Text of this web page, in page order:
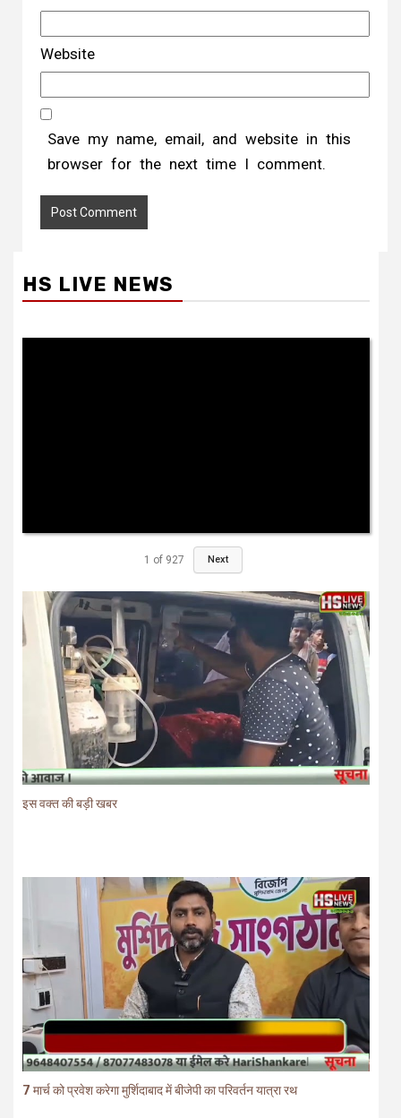
Website
Save my name, email, and website in this
browser for the next time I comment.
HS LIVE NEWS
1 of 927 Next
इस वक्त की बड़ी खबर
7 मार्च को प्रवेश करेगा मुर्शिदाबाद में बीजेपी का परिवर्तन यात्रा रथ